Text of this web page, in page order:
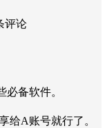
评论
备软件。
给A账号就行了。